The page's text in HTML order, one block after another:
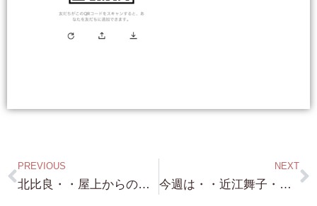
PREVIOUS
北比良・・屋上からの眺めは ”絶景”ですね・・浜付きにこだわらない方へ お勧めの 浜まで 50歩100歩（笑） 北比良 浜前物件！約238坪・・・1,980万円！
NEXT
今週は・・近江舞子・蓬莱・雄琴 琵琶湖浜付き物件 攻めます（笑）これだけ お問い合わせ頂いているので 売り物件を ”作り” ます！